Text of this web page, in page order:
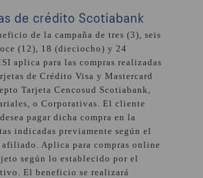
de crédito Scotiabank
de la campaña de tres (3), seis
(12), 18 (dieciocho) y 24
aplica para las compras realizadas
de Crédito Visa y Mastercard
Tarjeta Cencosud Scotiabank,
o Corporativas. El cliente
pagar dicha compra en la
indicadas previamente según el
Aplica para compras online
según lo establecido por el
El beneficio se realizará